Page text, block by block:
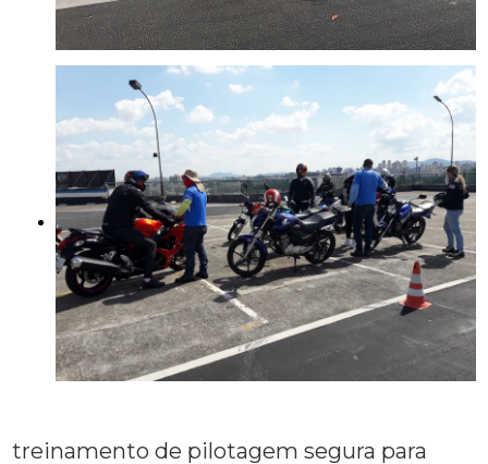
treinamento de pilotagem segura para